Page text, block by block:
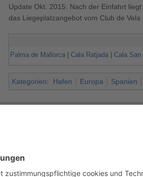
Update Okt. 2015: Nach der Einfahrt
das Liegeplatzangebot vom Club de Vela
Palma de Mallorca
Cala Ratjada Cala San
Kategorien: Hafen Europa Spanien